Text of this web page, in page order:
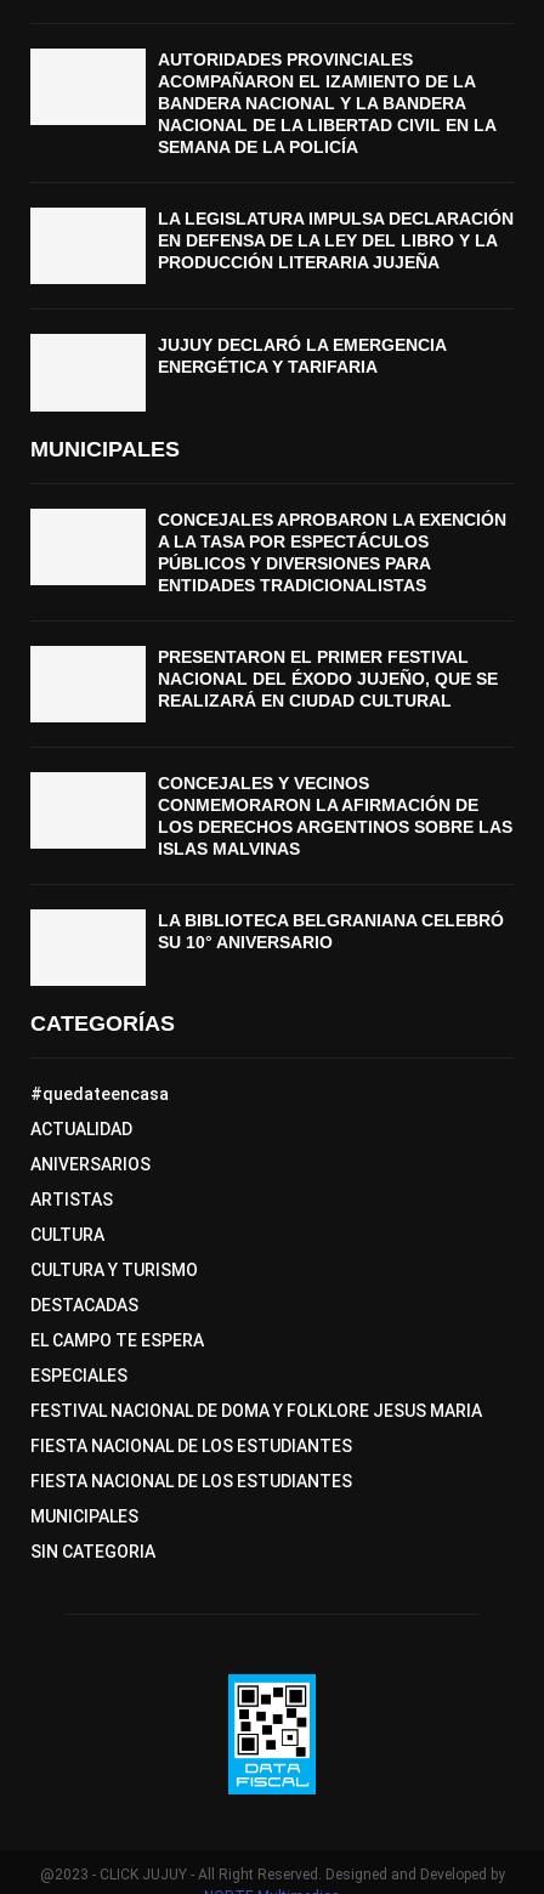
AUTORIDADES PROVINCIALES
ACOMPAÑARON EL IZAMIENTO DE LA
BANDERA NACIONAL Y LA BANDERA
NACIONAL DE LA LIBERTAD CIVIL EN LA
SEMANA DE LA POLICÍA
LA LEGISLATURA IMPULSA DECLARACIÓN
EN DEFENSA DE LA LEY DEL LIBRO Y LA
PRODUCCIÓN LITERARIA JUJEÑA
JUJUY DECLARÓ LA EMERGENCIA
ENERGÉTICA Y TARIFARIA
MUNICIPALES
CONCEJALES APROBARON LA EXENCIÓN
A LA TASA POR ESPECTÁCULOS
PÚBLICOS Y DIVERSIONES PARA
ENTIDADES TRADICIONALISTAS
PRESENTARON EL PRIMER FESTIVAL
NACIONAL DEL ÉXODO JUJEÑO, QUE SE
REALIZARÁ EN CIUDAD CULTURAL
CONCEJALES Y VECINOS
CONMEMORARON LA AFIRMACIÓN DE
LOS DERECHOS ARGENTINOS SOBRE LAS
ISLAS MALVINAS
LA BIBLIOTECA BELGRANIANA CELEBRÓ
SU 10° ANIVERSARIO
CATEGORÍAS
#quedateencasa
ACTUALIDAD
ANIVERSARIOS
ARTISTAS
CULTURA
CULTURA Y TURISMO
DESTACADAS
EL CAMPO TE ESPERA
ESPECIALES
FESTIVAL NACIONAL DE DOMA Y FOLKLORE JESUS MARIA
FIESTA NACIONAL DE LOS ESTUDIANTES
FIESTA NACIONAL DE LOS ESTUDIANTES
MUNICIPALES
SIN CATEGORIA
@2023 - CLICK JUJUY - All Right Reserved. Designed and Developed by